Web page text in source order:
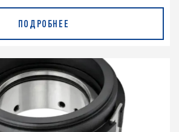
ПОДРОБНЕЕ